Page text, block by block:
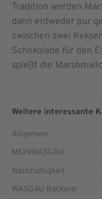
Tradition werden
dann entweder pur
zwischen zwei
Schokolade für den
spießt die
Weitere interessante
Allgemein
MEINWASGAU
Nachhaltigkeit
WASGAU Bäckerei